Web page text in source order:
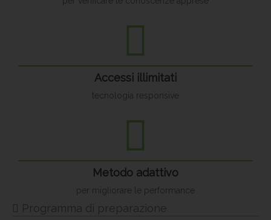
Accessi illimitati
tecnologia responsive
Metodo adattivo
per migliorare le performance
Programma di preparazione